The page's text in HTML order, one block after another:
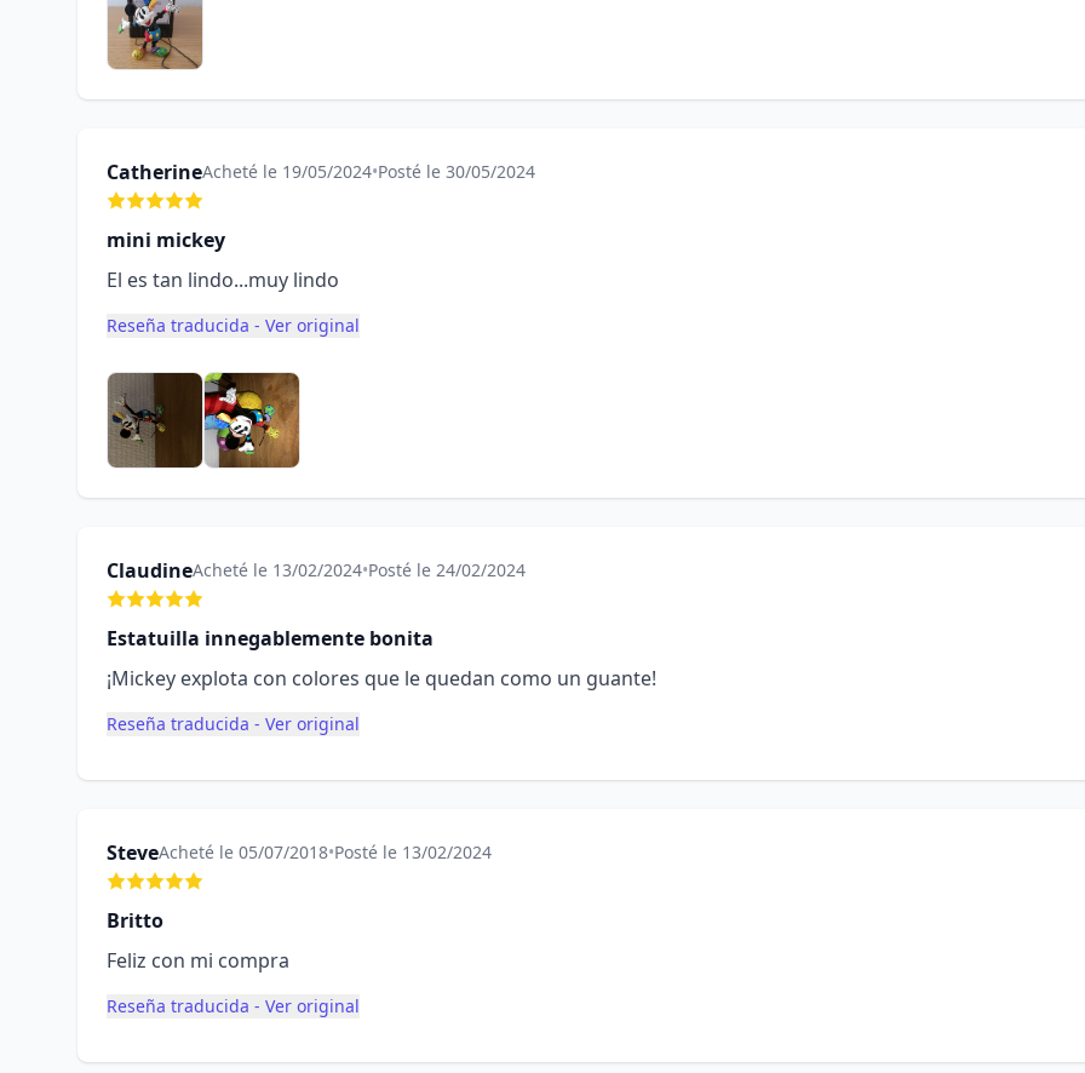
CatherineAcheté le 19/05/2024•Posté le 30/05/2024
mini mickey
El es tan lindo...muy lindo
Reseña traducida - Ver original
ClaudineAcheté le 13/02/2024•Posté le 24/02/2024
Estatuilla innegablemente bonita
¡Mickey explota con colores que le quedan como un guante!
Reseña traducida - Ver original
SteveAcheté le 05/07/2018•Posté le 13/02/2024
Britto
Feliz con mi compra
Reseña traducida - Ver original